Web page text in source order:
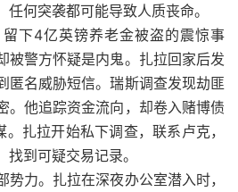
何突袭都可能导致人质丧命。
下4亿英镑养老金被盗的震惊事
被警方怀疑是内鬼。扎拉回家后发
匿名威胁短信。瑞斯调查发现劫匪
。他追踪资金流向，却卷入赌博债
扎拉开始私下调查，联系卢克，
到可疑交易记录。
力。扎拉在深夜办公室潜入时，